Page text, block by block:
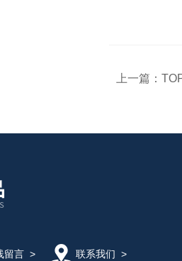
上一篇：
留言> 联系我们 >